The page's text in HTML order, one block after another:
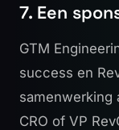
7. Een
GTM
success en
samenwerking
CRO of VP